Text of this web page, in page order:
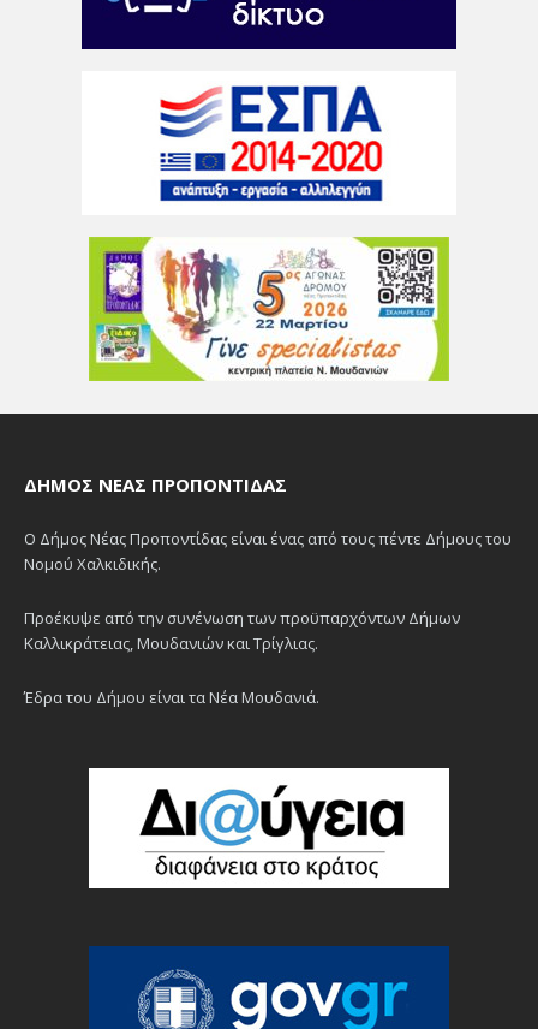
ΔΉΜΟΣ ΝΈΑΣ ΠΡΟΠΟΝΤΊΔΑΣ
Ο Δήμος Νέας Προποντίδας είναι ένας από τους πέντε Δήμους του
Νομού Χαλκιδικής.
Προέκυψε από την συνένωση των προϋπαρχόντων Δήμων
Καλλικράτειας, Μουδανιών και Τρίγλιας.
Έδρα του Δήμου είναι τα Νέα Μουδανιά.